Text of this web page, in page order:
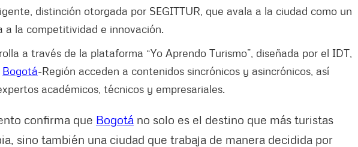
distinción otorgada por SEGITTUR, que avala a la ciudad como un
a la competitividad e innovación.
a través de la plataforma “Yo Aprendo Turismo”, diseñada por el IDT,
Bogotá-Región acceden a contenidos sincrónicos y asincrónicos, así
académicos, técnicos y empresariales.
confirma que Bogotá no solo es el destino que más turistas
sino también una ciudad que trabaja de manera decidida por